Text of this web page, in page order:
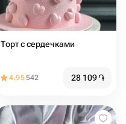
Торт с сердечками
4.95542 28 109֏